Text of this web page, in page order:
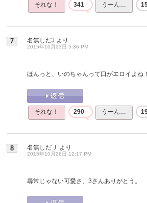
それな！ 341 うーん…
7 名無しだJ より
2015年10月23日 5:36 PM
ほんっと、いのちゃんって口がエロイよね
それな！ 290 うーん…
8 名無しだＪ より
2015年10月26日 12:17 PM
尋常じゃない可愛さ、3さんありがとう。